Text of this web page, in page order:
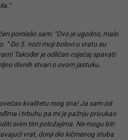
pomislio sam: “Ovo je ugodno, malo
“ Do 5. noći moji bolovi u vratu su
Također je odličan osjećaj spavati
divnih stvari o ovom jastuku.
kvalitetu mog sna! Ja sam od
i trbuhu pa mi je pažnju privukao
svim tim položajima. Ne mogu biti
vrat, donji dio kičmenog stuba